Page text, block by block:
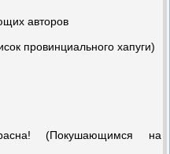
авторов
провинциального хапуги)
(Покушающимся на